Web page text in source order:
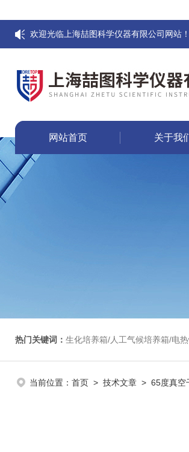
欢迎光临上海喆图科学仪器有限公司网站！
网站首页 关于我
热门关键词： 生化培养箱/人工气候培养箱/电热恒温培养箱/恒温
当前位置： 首页 > 技术文章 > 65度真空